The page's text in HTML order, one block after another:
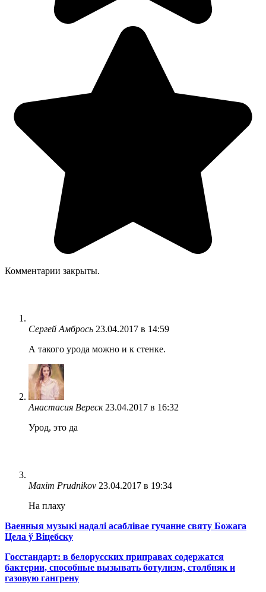
Комментарии закрыты.
Сергей Амбрось 23.04.2017 в 14:59
А такого урода можно и к стенке.
Анастасия Вереск 23.04.2017 в 16:32
Урод, это да
Maxim Prudnikov 23.04.2017 в 19:34
На плаху
Ваенныя музыкі надалі асаблівае гучанне святу Божага
Цела ў Віцебску
Госстандарт: в белорусских приправах содержатся
бактерии, способные вызывать ботулизм, столбняк и
газовую гангрену